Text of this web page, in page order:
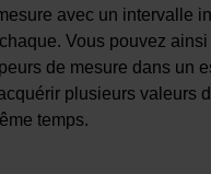
avec un intervalle
Vous pouvez
de mesure dans un
plusieurs valeurs
temps.